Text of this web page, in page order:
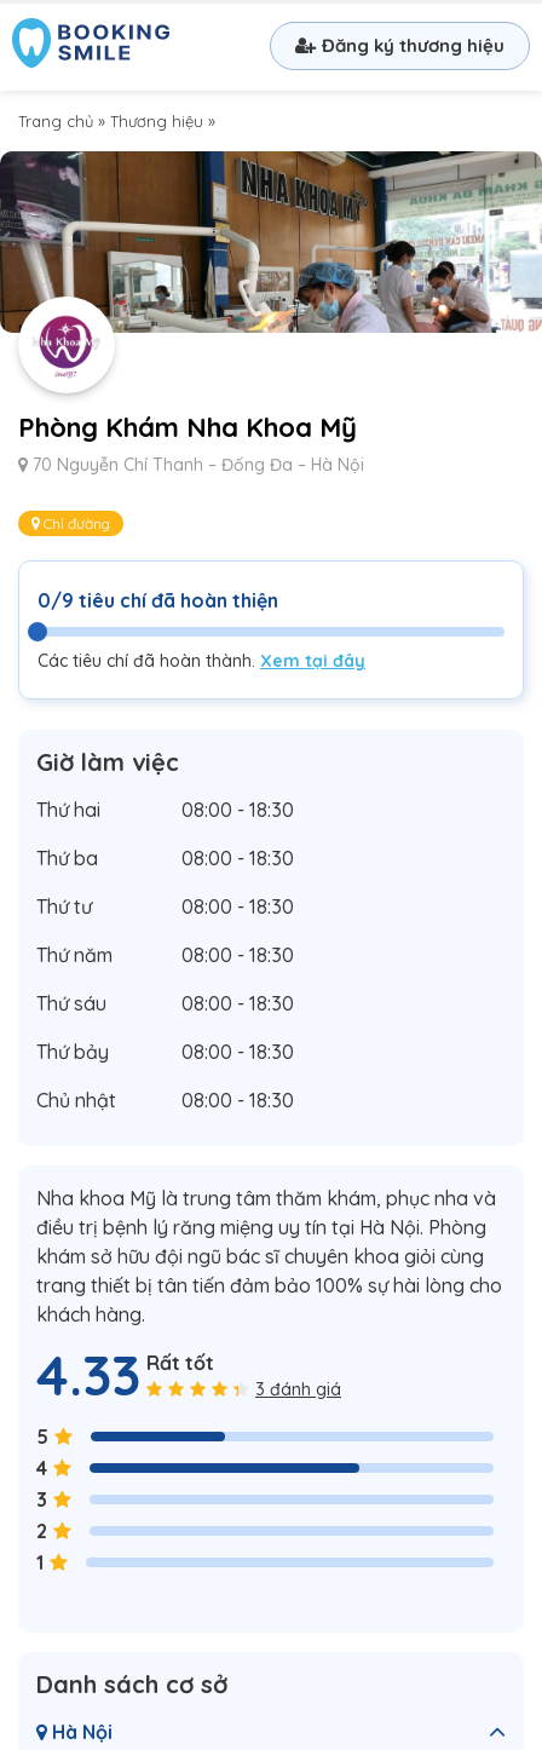
Đăng ký thương hiệu
Trang chủ » Thương hiệu »
Phòng Khám Nha Khoa Mỹ
70 Nguyễn Chí Thanh – Đống Đa – Hà Nội
Chỉ đường
0/9 tiêu chí đã hoàn thiện
Các tiêu chí đã hoàn thành. Xem tại đây
Giờ làm việc
Thứ hai
08:00 - 18:30
Thứ ba
08:00 - 18:30
Thứ tư
08:00 - 18:30
Thứ năm
08:00 - 18:30
Thứ sáu
08:00 - 18:30
Thứ bảy
08:00 - 18:30
Chủ nhật
08:00 - 18:30
Nha khoa Mỹ là trung tâm thăm khám, phục nha và
điều trị bệnh lý răng miệng uy tín tại Hà Nội. Phòng
khám sở hữu đội ngũ bác sĩ chuyên khoa giỏi cùng
trang thiết bị tân tiến đảm bảo 100% sự hài lòng cho
khách hàng.
4.33 Rất tốt
3 đánh giá
5
4
3
2
1
Danh sách cơ sở
Hà Nội